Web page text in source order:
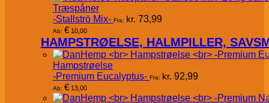
Træspåner
-Stallströ Mix- Fra: kr. 73,99
Ab: € 10,00
HAMPSTRØELSE, HALMPILLER,
Hampstrøelse
-Premium Eucalyptus- Fra: kr. 92,99
Ab: € 13,00